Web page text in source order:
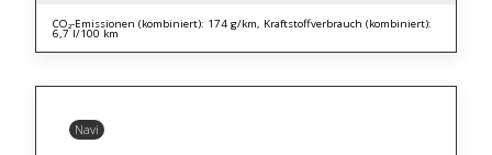
CO₂-Emissionen (kombiniert): 174 g/km, Kraftstoffverbrauch (kombiniert):
6,7 l/100 km
Navi